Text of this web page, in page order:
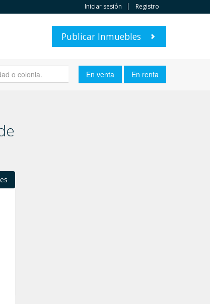
Iniciar sesión Registro
Publicar Inmuebles